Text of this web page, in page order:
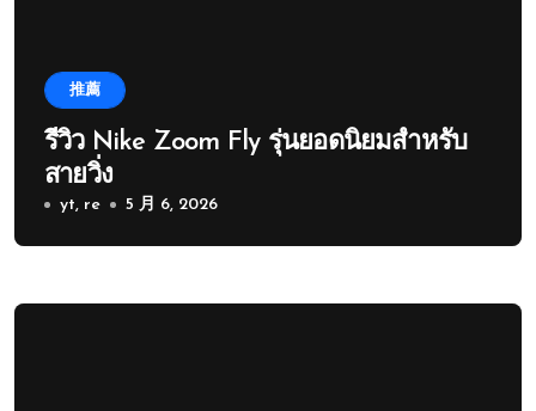
推薦
รีวิว Nike Zoom Fly รุ่นยอดนิยมสำหรับ
สายวิ่ง
yt, re 5 月 6, 2026